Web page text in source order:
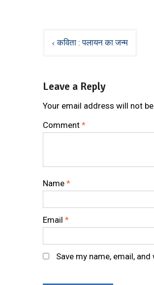
Postकविता : पलायन का जन्म
Leave a Reply
Your email address will not
Comment *
Name *
Email *
Save my name, email,